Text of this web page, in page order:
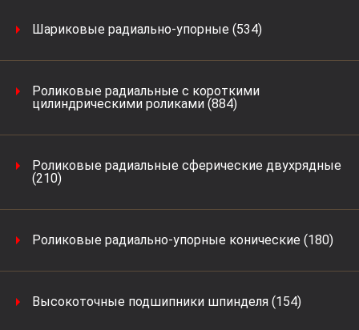
Шариковые радиально-упорные (534)
Роликовые радиальные с короткими
цилиндрическими роликами (884)
Роликовые радиальные сферические двухрядные
(210)
Роликовые радиально-упорные конические (180)
Высокоточные подшипники шпинделя (154)